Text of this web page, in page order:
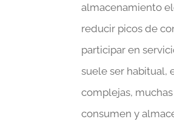
almacenamiento
reducir picos de
participar en
suele ser habitual,
complejas,
consumen y